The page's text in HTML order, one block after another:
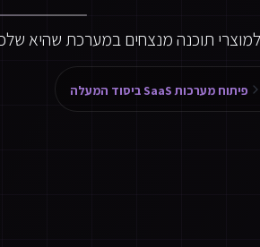
למוצרי תוכנה מנצחים במערכת שהיא
פיתוח מערכות SaaS ביסוד המעלה